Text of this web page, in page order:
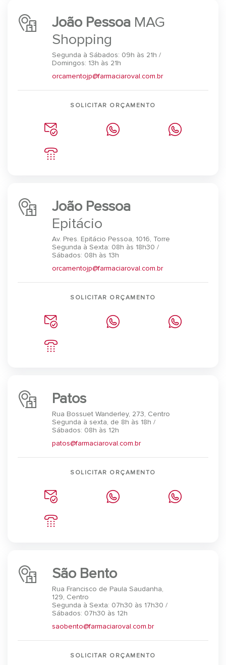
João Pessoa MAG
Shopping
Segunda à Sábados: 09h às 21h /
Domingos: 13h às 21h
orcamentojp@farmaciaroval.com.br
SOLICITAR ORÇAMENTO
João Pessoa
Epitácio
Av. Pres. Epitácio Pessoa, 1016, Torre
Segunda à Sexta: 08h às 18h30 /
Sábados: 08h às 13h
orcamentojp@farmaciaroval.com.br
SOLICITAR ORÇAMENTO
Patos
Rua Bossuet Wanderley, 273, Centro
Segunda à sexta, de 8h às 18h /
Sábados: 08h às 12h
patos@farmaciaroval.com.br
SOLICITAR ORÇAMENTO
São Bento
Rua Francisco de Paula Saudanha,
129, Centro
Segunda à Sexta: 07h30 às 17h30 /
Sábados: 07h30 às 12h
saobento@farmaciaroval.com.br
SOLICITAR ORÇAMENTO